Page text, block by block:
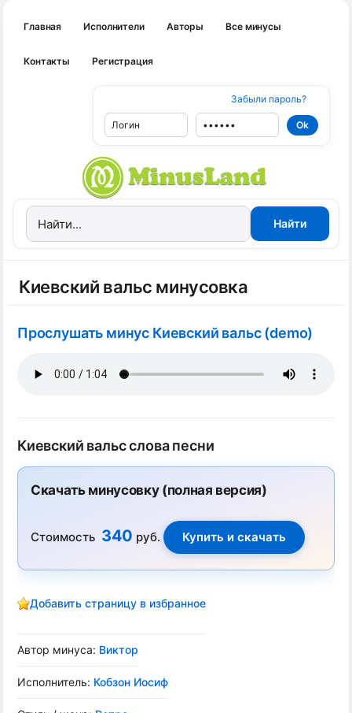
Главная Исполнители Авторы Все минусы
Контакты Регистрация
Забыли пароль?
Киевский вальс минусовка
Прослушать минус Киевский вальс (demo)
Киевский вальс слова песни
Скачать минусовку (полная версия)
Стоимость 340 руб.
Добавить страницу в избранное
Автор минуса: Виктор
Исполнитель: Кобзон Иосиф